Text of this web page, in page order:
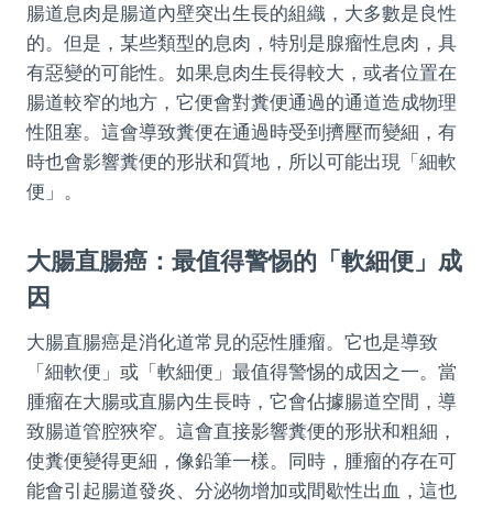
腸道息肉是腸道內壁突出生長的組織，大多數是良性
的。但是，某些類型的息肉，特別是腺瘤性息肉，具
有惡變的可能性。如果息肉生長得較大，或者位置在
腸道較窄的地方，它便會對糞便通過的通道造成物理
性阻塞。這會導致糞便在通過時受到擠壓而變細，有
時也會影響糞便的形狀和質地，所以可能出現「細軟
便」。
大腸直腸癌：最值得警惕的「軟細便」成
因
大腸直腸癌是消化道常見的惡性腫瘤。它也是導致
「細軟便」或「軟細便」最值得警惕的成因之一。當
腫瘤在大腸或直腸內生長時，它會佔據腸道空間，導
致腸道管腔狹窄。這會直接影響糞便的形狀和粗細，
使糞便變得更細，像鉛筆一樣。同時，腫瘤的存在可
能會引起腸道發炎、分泌物增加或間歇性出血，這也